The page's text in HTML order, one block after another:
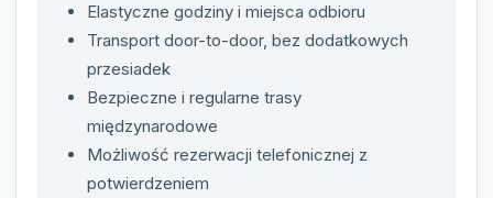
Elastyczne godziny i miejsca odbioru
Transport door-to-door, bez dodatkowych
przesiadek
Bezpieczne i regularne trasy
międzynarodowe
Możliwość rezerwacji telefonicznej z
potwierdzeniem